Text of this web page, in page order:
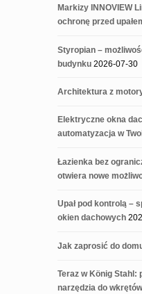
Markizy INNOVIEW
ochronę przed
Styropian –
budynku 2026-07-30
Architektura z
Elektryczne okna
automatyzacja w
Łazienka bez
otwiera nowe
Upał pod kontrolą –
okien dachowych
Jak zaprosić do
Teraz w König Stahl:
narzędzia do